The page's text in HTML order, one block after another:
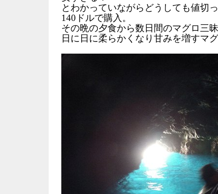
とわかっていながらどうしても値切
140ドルで購入。
その晩の夕食から数日間のマグロ三
日に日に柔らかくなり甘みを増すマ